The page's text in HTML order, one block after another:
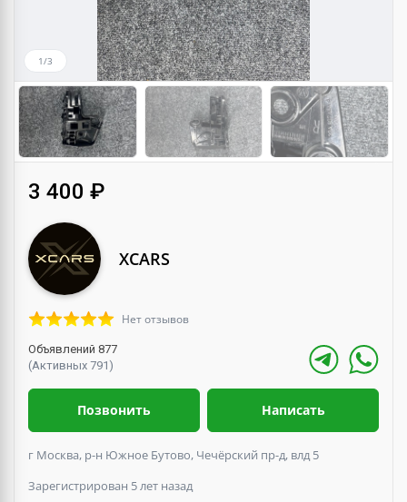
1/3
3 400 ₽
XCARS
Нет отзывов
Объявлений 877
(Активных 791)
Позвонить Написать
г Москва, р-н Южное Бутово, Чечёрский пр-д, влд 5
Зарегистрирован 5 лет назад